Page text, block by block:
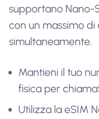
supportano Nano-
con un massimo
simultaneamente.
Mantieni il tuo
fisica per
Utilizza la eSIM